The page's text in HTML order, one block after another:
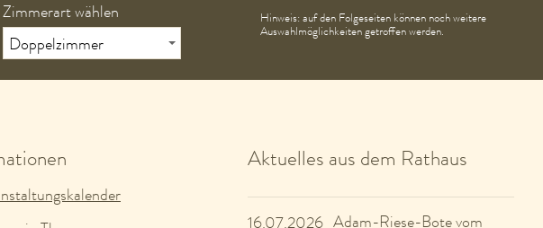
Zimmerart wählen
Hinweis: auf den Folgeseiten können noch weitere
Auswahlmöglichkeiten getroffen werden.
Aktuelles aus dem Rathaus
16.07.2026 Adam-Riese-Bote vom